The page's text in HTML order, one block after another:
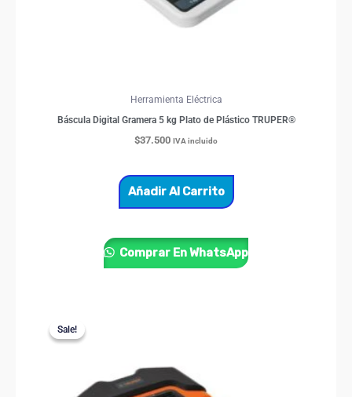
Herramienta Eléctrica
Báscula Digital Gramera 5 kg Plato de Plástico TRUPER®
$37.500 IVA incluido
Añadir Al Carrito
Comprar En WhatsApp
Sale!
Sale!